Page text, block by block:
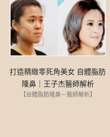
打造精緻零死角美女 自體脂肪
隆鼻｜王子杰醫師解析
【自體脂肪隆鼻－醫師解析】